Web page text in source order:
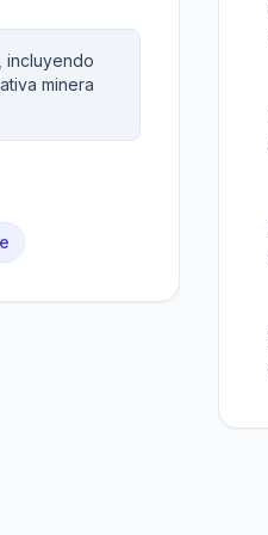
incluyendo
minera